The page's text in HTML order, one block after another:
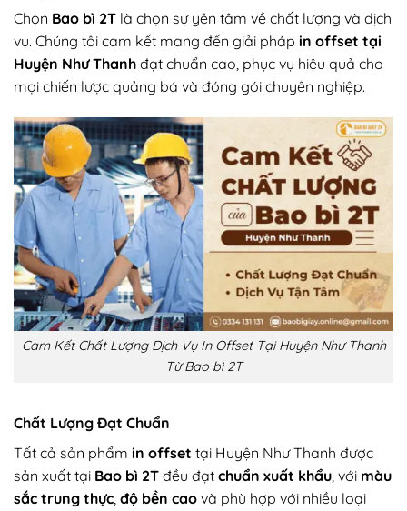
Chọn Bao bì 2T là chọn sự yên tâm về chất lượng và dịch
vụ. Chúng tôi cam kết mang đến giải pháp in offset tại
Huyện Như Thanh đạt chuẩn cao, phục vụ hiệu quả cho
mọi chiến lược quảng bá và đóng gói chuyên nghiệp.
Cam Kết Chất Lượng Dịch Vụ In Offset Tại Huyện Như Thanh
Từ Bao bì 2T
Chất Lượng Đạt Chuẩn
Tất cả sản phẩm in offset tại Huyện Như Thanh được
sản xuất tại Bao bì 2T đều đạt chuẩn xuất khẩu, với màu
sắc trung thực, độ bền cao và phù hợp với nhiều loại